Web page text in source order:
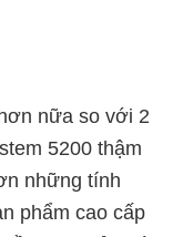
nữa so với 2
5200 thậm
những tính
phẩm cao cấp